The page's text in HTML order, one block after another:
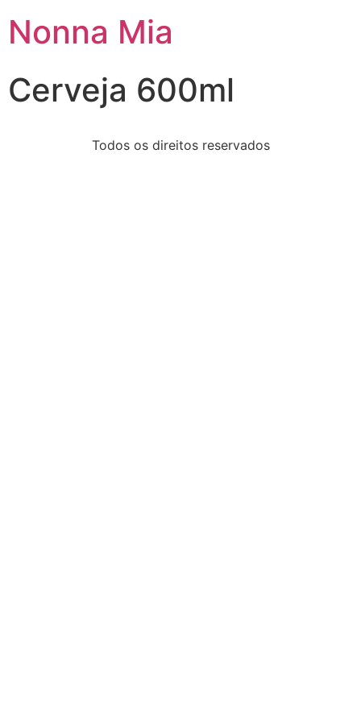
Nonna Mia
Cerveja 600ml
Todos os direitos reservados